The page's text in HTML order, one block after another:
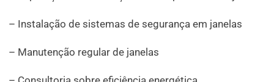
– Instalação de sistemas de segurança em janelas
– Manutenção regular de janelas